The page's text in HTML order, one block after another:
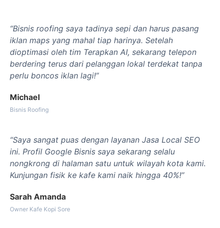
“Bisnis roofing saya tadinya sepi dan harus pasang
iklan maps yang mahal tiap harinya. Setelah
dioptimasi oleh tim Terapkan AI, sekarang telepon
berdering terus dari pelanggan lokal terdekat tanpa
perlu boncos iklan lagi!”
Michael
Bisnis Roofing
“Saya sangat puas dengan layanan Jasa Local SEO
ini. Profil Google Bisnis saya sekarang selalu
nongkrong di halaman satu untuk wilayah kota kami.
Kunjungan fisik ke kafe kami naik hingga 40%!”
Sarah Amanda
Owner Kafe Kopi Sore